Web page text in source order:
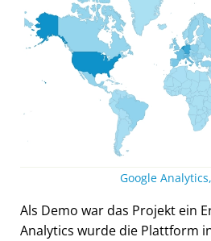
Google
Als Demo war das Projekt ein
Analytics wurde die Plattform